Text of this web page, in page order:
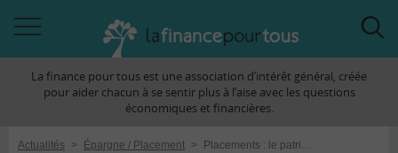
àLa finance pour tous est une association d’intérêt général, créée
pour aider chacun à se sentir plus à l’aise avec les questions
économiques et financières.
Actualités > Épargne / Placement > Placements : le patrimoine financier des ménages et l’épargne réglementée en hausse en 2024